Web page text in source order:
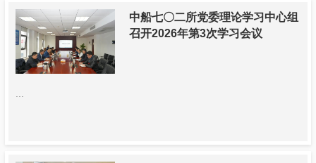
中船七〇二所党委理论学习中心组
召开2026年第3次学习会议